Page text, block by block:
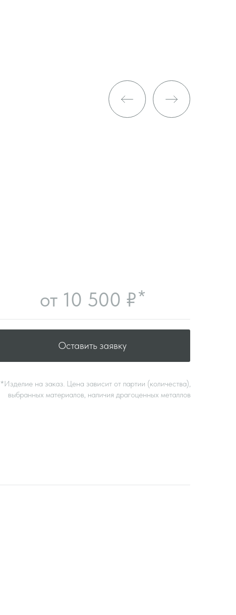
от 10 500 ₽*
*Изделие на заказ. Цена зависит от партии (количества),
выбранных материалов, наличия драгоценных металлов
Оставить заявку